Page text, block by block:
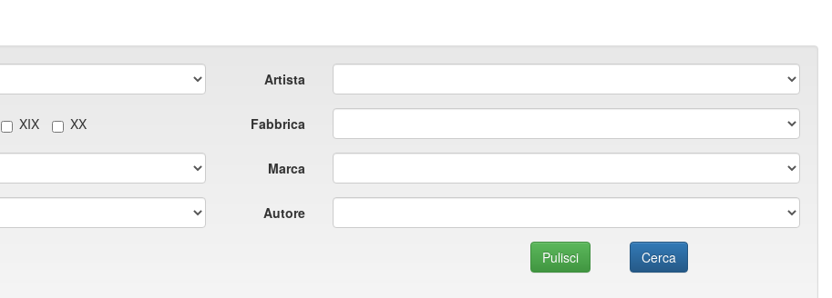
Artista
XIX XX Fabbrica
Marca
Autore